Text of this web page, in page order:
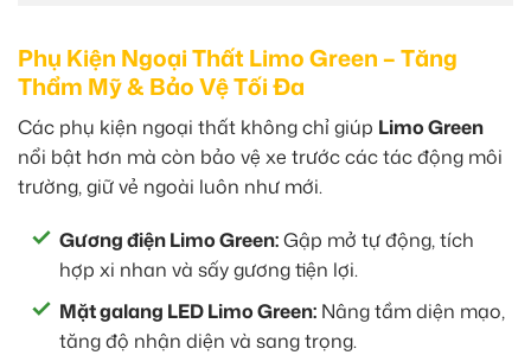
Phụ Kiện Ngoại Thất Limo Green – Tăng
Thẩm Mỹ & Bảo Vệ Tối Đa
Các phụ kiện ngoại thất không chỉ giúp Limo Green
nổi bật hơn mà còn bảo vệ xe trước các tác động môi
trường, giữ vẻ ngoài luôn như mới.
Gương điện Limo Green:Gập mở tự động, tích
hợp xi nhan và sấy gương tiện lợi.
Mặt galang LED Limo Green: Nâng tầm diện mạo,
tăng độ nhận diện và sang trọng.